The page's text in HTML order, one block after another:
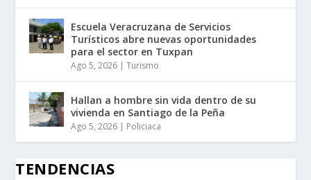
Escuela Veracruzana de Servicios
Turísticos abre nuevas oportunidades
para el sector en Tuxpan
Ago 5, 2026 |Turismo
Hallan a hombre sin vida dentro de su
vivienda en Santiago de la Peña
Ago 5, 2026 | Policiaca
TENDENCIAS